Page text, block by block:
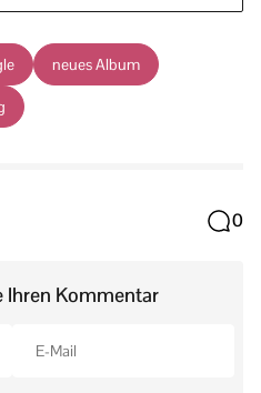
neues Album
0
Ihren Kommentar